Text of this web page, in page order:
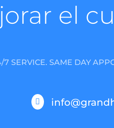
el
7 SERVICE. SAME DAY
